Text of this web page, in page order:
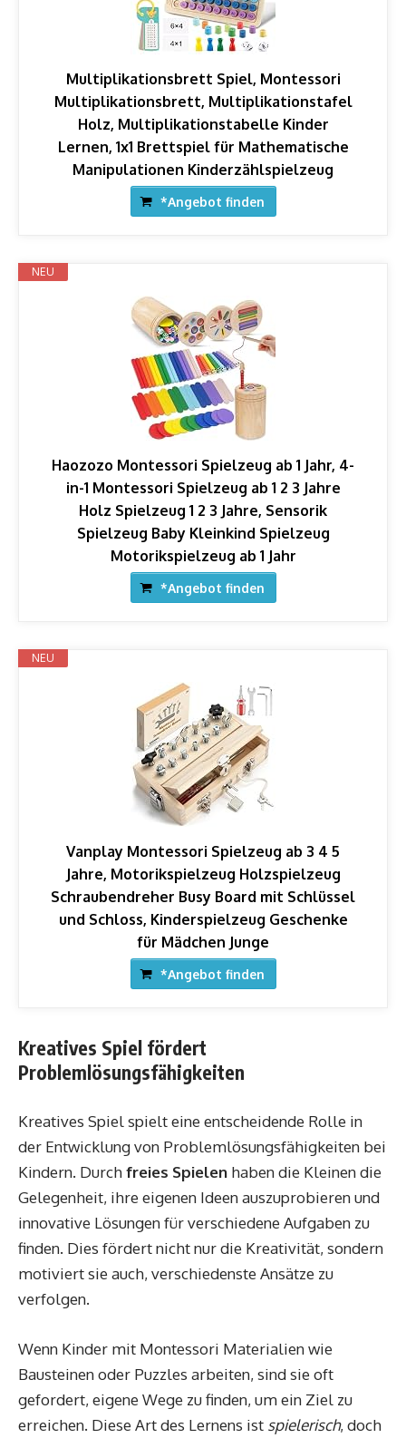
Multiplikationsbrett Spiel, Montessori
Multiplikationsbrett, Multiplikationstafel
Holz, Multiplikationstabelle Kinder
Lernen, 1x1 Brettspiel für Mathematische
Manipulationen Kinderzählspielzeug
*Angebot finden
NEU
Haozozo Montessori Spielzeug ab 1 Jahr, 4-
in-1 Montessori Spielzeug ab 1 2 3 Jahre
Holz Spielzeug 1 2 3 Jahre, Sensorik
Spielzeug Baby Kleinkind Spielzeug
Motorikspielzeug ab 1 Jahr
*Angebot finden
NEU
Vanplay Montessori Spielzeug ab 3 4 5
Jahre, Motorikspielzeug Holzspielzeug
Schraubendreher Busy Board mit Schlüssel
und Schloss, Kinderspielzeug Geschenke
für Mädchen Junge
*Angebot finden
Kreatives Spiel fördert
Problemlösungsfähigkeiten
Kreatives Spiel spielt eine entscheidende Rolle in
der Entwicklung von Problemlösungsfähigkeiten bei
Kindern. Durchfreies Spielen haben die Kleinen die
Gelegenheit, ihre eigenen Ideen auszuprobieren und
innovative Lösungen für verschiedene Aufgaben zu
finden. Dies fördert nicht nur die Kreativität, sondern
motiviert sie auch, verschiedenste Ansätze zu
verfolgen.
Wenn Kinder mit Montessori Materialien wie
Bausteinen oder Puzzles arbeiten, sind sie oft
gefordert, eigene Wege zu finden, um ein Ziel zu
erreichen. Diese Art des Lernens ist spielerisch, doch